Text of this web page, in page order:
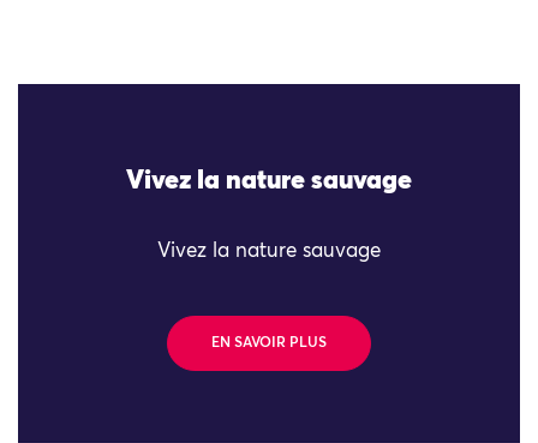
Vivez la nature sauvage
Vivez la nature sauvage
EN SAVOIR PLUS